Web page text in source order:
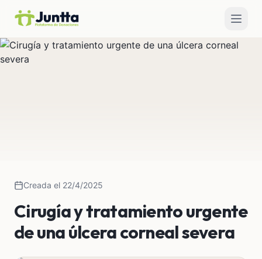
Creada el 22/4/2025
Cirugía y tratamiento urgente
de una úlcera corneal severa